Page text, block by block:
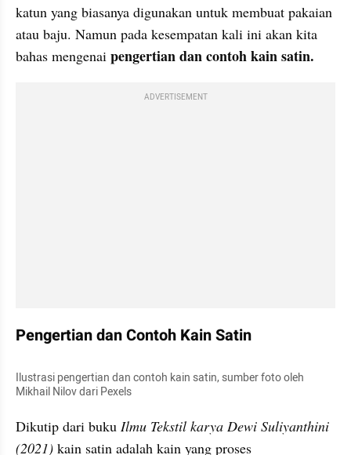
katun yang biasanya digunakan untuk membuat pakaian
atau baju. Namun pada kesempatan kali ini akan kita
bahas mengenai pengertian dan contoh kain satin.
ADVERTISEMENT
Pengertian dan Contoh Kain Satin
Ilustrasi pengertian dan contoh kain satin, sumber foto oleh
Mikhail Nilov dari Pexels
Dikutip dari buku Ilmu Tekstil karya Dewi Suliyanthini
(2021) kain satin adalah kain yang proses